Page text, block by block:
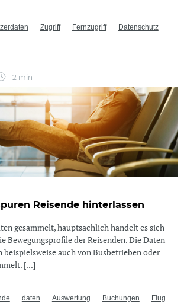
Zugriff Fernzugriff Datenschutz
2 min
Reisende hinterlassen
gesammelt, hauptsächlich handelt es sich
Bewegungsprofile der Reisenden. Die Daten
beispielsweise auch von Busbetrieben oder
[...]
daten Auswertung Buchungen Flug